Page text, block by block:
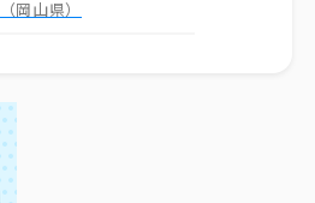
（岡山県）